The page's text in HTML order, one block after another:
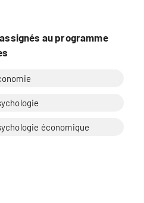
au programme
économique